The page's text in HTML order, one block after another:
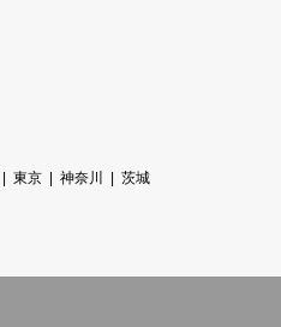
東京 神奈川
茨城